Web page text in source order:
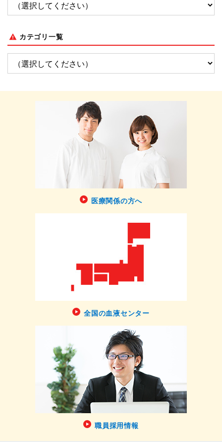
カテゴリ一覧
医療関係の方へ
全国の血液センター
職員採用情報